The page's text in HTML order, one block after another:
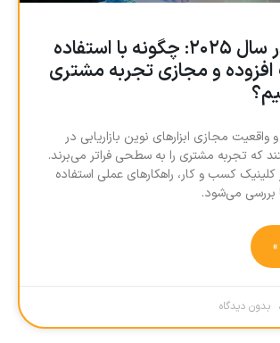
بازاریابی در سال ۲۰۲۵: چگونه با استفاده
افزوده و مجازی تجربه مشتری
واقعیت مجازی ابزارهای نوین بازاریابی در
هستند که تجربه مشتری را به سطحی فراتر می‌برند.
کلینیک کسب و کار، راهکارهای عملی استفاده
بررسی می‌شود.
بدون دیدگاه